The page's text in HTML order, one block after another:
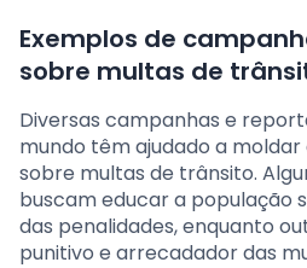
Exemplos de
sobre multas de
Diversas campanhas e
mundo têm ajudado a
sobre multas de trânsito.
buscam educar a população
das penalidades, enquanto
punitivo e arrecadador das